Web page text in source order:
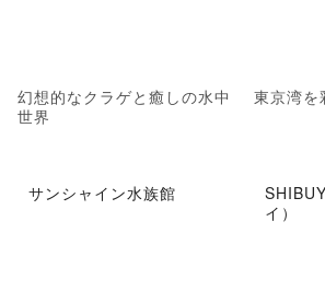
幻想的なクラゲと癒しの水中
世界
東京湾を
サンシャイン水族館
イ）